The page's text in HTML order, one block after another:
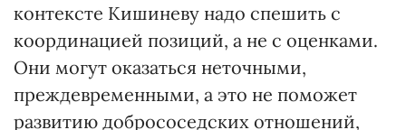
контексте Кишиневу надо спешить с
координацией позиций, а не с оценками.
Они могут оказаться неточными,
преждевременными, а это не поможет
развитию добрососедских отношений,